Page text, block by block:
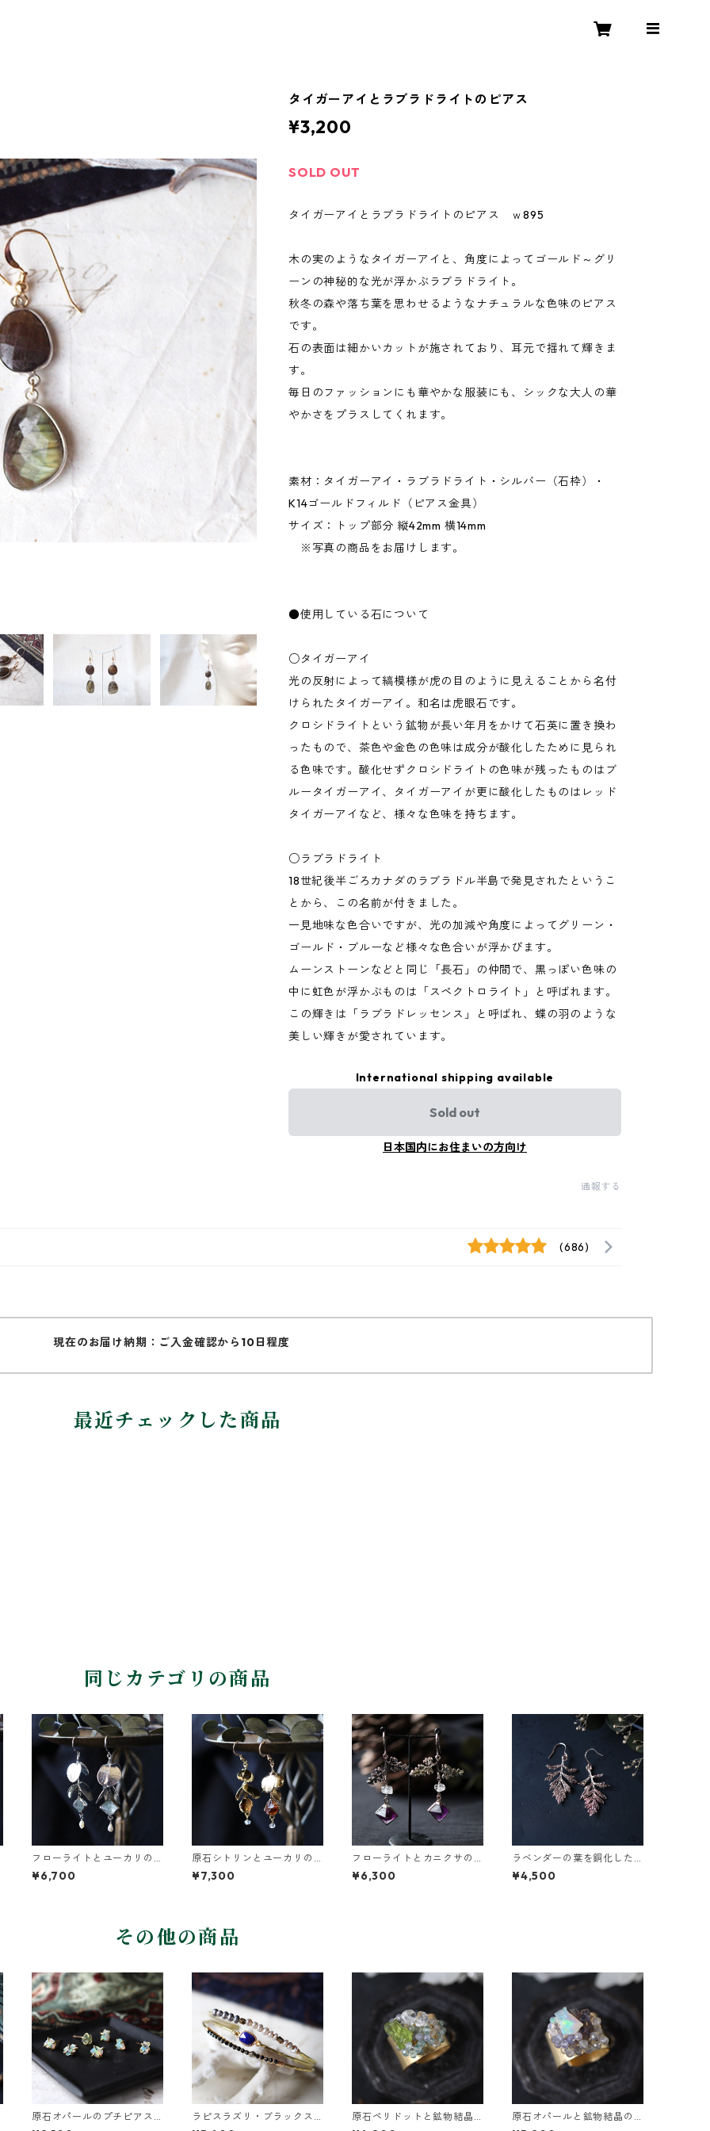
タイガーアイとラブラドライトのピアス
¥3,200
SOLD OUT
タイガーアイとラブラドライトのピアス ｗ895
木の実のようなタイガーアイと、角度によってゴールド～グリ
ーンの神秘的な光が浮かぶラブラドライト。
秋冬の森や落ち葉を思わせるようなナチュラルな色味のピアス
です。
石の表面は細かいカットが施されており、耳元で揺れて輝きま
す。
毎日のファッションにも華やかな服装にも、シックな大人の華
やかさをプラスしてくれます。
素材：タイガーアイ・ラブラドライト・シルバー（石枠）・
K14ゴールドフィルド（ピアス金具）
サイズ：トップ部分 縦42mm 横14mm
※写真の商品をお届けします。
●使用している石について
○タイガーアイ
光の反射によって縞模様が虎の目のように見えることから名付
けられたタイガーアイ。和名は虎眼石です。
クロシドライトという鉱物が長い年月をかけて石英に置き換わ
ったもので、茶色や金色の色味は成分が酸化したために見られ
る色味です。酸化せずクロシドライトの色味が残ったものはブ
ルータイガーアイ、タイガーアイが更に酸化したものはレッド
タイガーアイなど、様々な色味を持ちます。
○ラブラドライト
18世紀後半ごろカナダのラブラドル半島で発見されたというこ
とから、この名前が付きました。
一見地味な色合いですが、光の加減や角度によってグリーン・
ゴールド・ブルーなど様々な色合いが浮かびます。
ムーンストーンなどと同じ「長石」の仲間で、黒っぽい色味の
中に虹色が浮かぶものは「スペクトロライト」と呼ばれます。
この輝きは「ラブラドレッセンス」と呼ばれ、蝶の羽のような
美しい輝きが愛されています。
International shipping available
Sold out
日本国内にお住まいの方向け
通報する
(686)
現在のお届け納期：ご入金確認から10日程度
最近チェックした商品
同じカテゴリの商品
フローライトとユーカリの
葉ピアス
¥6,700
原石シトリンとユーカリの
葉のピアス
¥7,300
フローライトとカニクサの
葉ピアス
¥6,300
ラベンダーの葉を銅化した
ピアス
¥4,500
その他の商品
原石オパールのプチピアス
（1粒/片方）
ラピスラズリ・ブラックス
ピネル・パールの3連バング
原石ペリドットと鉱物結晶
の真鍮幅広イヤーカフ
原石オパールと鉱物結晶の
真鍮幅広イヤーカフ